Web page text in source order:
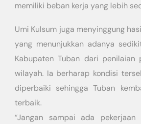
memiliki beban kerja yang lebih
Umi Kulsum juga menyinggung
yang menunjukkan adanya
Kabupaten Tuban dari
wilayah. Ia berharap kondisi
diperbaiki sehingga Tuban
terbaik.
“Jangan sampai ada pekerjaan